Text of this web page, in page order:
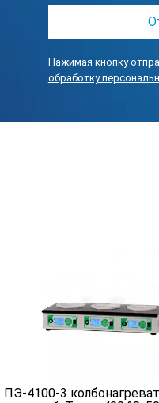
высокого разрешения:
тока (± 10%), 60 Гц, 16
мм
Нажимая кнопку
обработку
ПЭ-4100-3